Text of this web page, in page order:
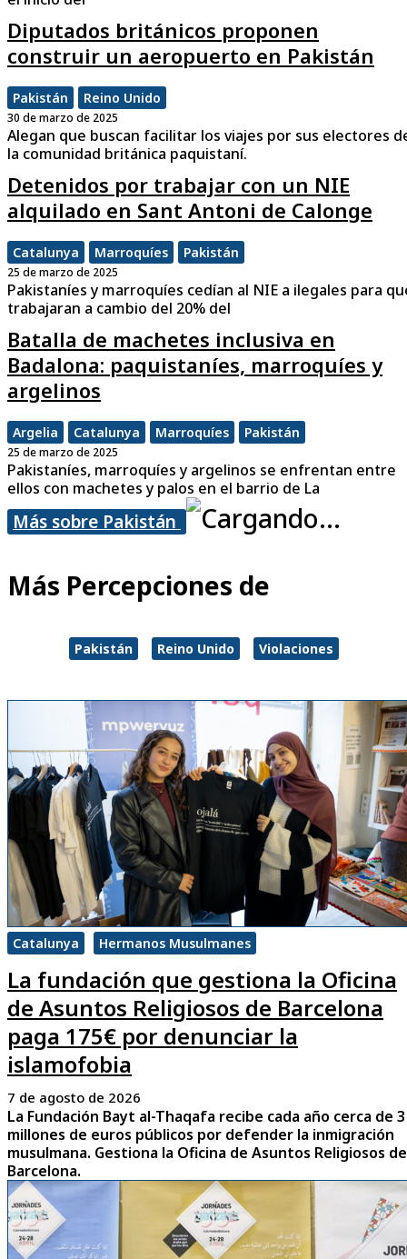
Diputados británicos proponen
construir un aeropuerto en Pakistán
Pakistán Reino Unido
30 de marzo de 2025
Alegan que buscan facilitar los viajes por sus electores
la comunidad británica paquistaní.
Detenidos por trabajar con un NIE
alquilado en Sant Antoni de Calonge
Catalunya Marroquíes Pakistán
25 de marzo de 2025
Pakistaníes y marroquíes cedían al NIE a ilegales para
trabajaran a cambio del 20% del
Batalla de machetes inclusiva en
Badalona: paquistaníes, marroquíes y
argelinos
Argelia Catalunya Marroquíes Pakistán
25 de marzo de 2025
Pakistaníes, marroquíes y argelinos se enfrentan entre
ellos con machetes y palos en el barrio de La
Más sobre Pakistán
Más Percepciones de
Pakistán Reino Unido Violaciones
Catalunya Hermanos Musulmanes
La fundación que gestiona la Oficina
de Asuntos Religiosos de Barcelona
paga 175€ por denunciar la
islamofobia
7 de agosto de 2026
La Fundación Bayt al-Thaqafa recibe cada año cerca de 3
millones de euros públicos por defender la inmigración
musulmana. Gestiona la Oficina de Asuntos Religiosos de
Barcelona.